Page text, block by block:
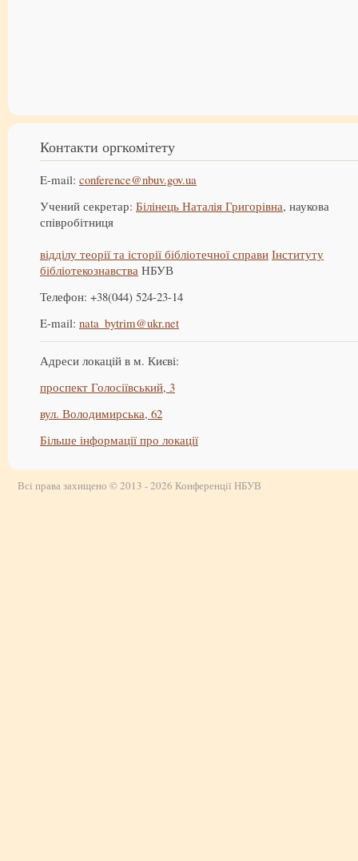
Контакти оргкомітету
E-mail: conference@nbuv.gov.ua
Учений секретар: Білінець Наталія Григорівна, наукова
співробітниця
відділу теорії та історії бібліотечної справи Інституту
бібліотекознавства НБУВ
Телефон: +38(044) 524-23-14
E-mail: nata_bytrim@ukr.net
Адреси локацій в м. Києві:
проспект Голосіївський, 3
вул. Володимирська, 62
Більше інформації про локації
Всі права захищено © 2013 - 2026 Конференції НБУВ